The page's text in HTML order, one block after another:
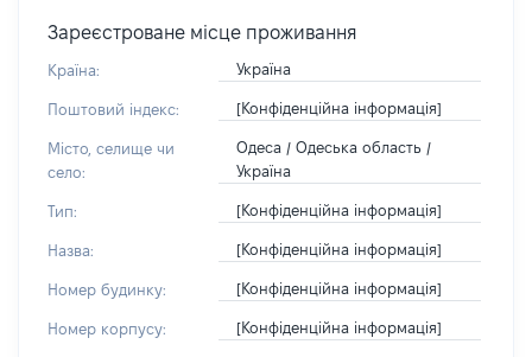
Зареєстроване місце проживання
Країна: Україна
Поштовий індекс: [Конфіденційна інформація]
Місто, селище чи
село:
Одеса / Одеська область /
Україна
Тип: [Конфіденційна інформація]
Назва: [Конфіденційна інформація]
Номер будинку: [Конфіденційна інформація]
Номер корпусу: [Конфіденційна інформація]